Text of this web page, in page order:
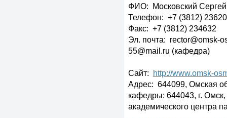
ФИО: Московский
Телефон: +7 (3812)
Факс: +7 (3812) 234632
Эл. почта: rector@omsk-
55@mail.ru (кафедра)
Сайт:
http://www.omsk-
Адрес: 644099, Омская
кафедры: 644043, г.
академического центра